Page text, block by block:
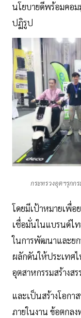
นโยบายดีพร้อมคอ
ปฏิรูป
กระทรวงอุตฯรุกก
โดยมีเป้าหมายเพื่อ
เชื่อมั่นในแบรนด์ไ
ในการพัฒนาและย
ผลักดันให้ประเทศ
อุตสาหกรรมสร้างส
และเป็นสร้างโอกา
ภายในงาน ข้อตกลง